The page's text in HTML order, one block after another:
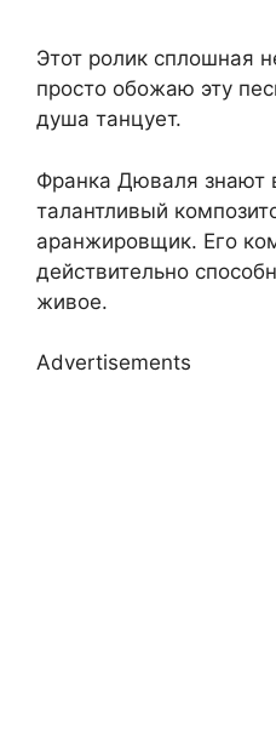
Этот ролик сплошная
просто обожаю эту
душа танцует.
Франка Дюваля знают
талантливый
аранжировщик. Его
действительно
живое.
Advertisements